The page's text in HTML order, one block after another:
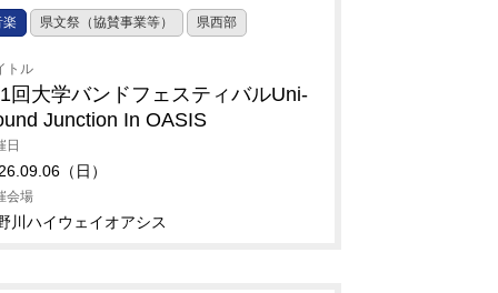
楽 県文祭（協賛事業等） 県西部
トル
回大学バンドフェスティバルUni-
Junction In OASIS
日
（日）
会場
川ハイウェイオアシス